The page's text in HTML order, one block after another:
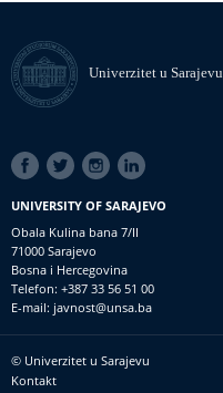
Univerzitet u Sarajevu
SOCIAL
LINKS
UNIVERSITY OF SARAJEVO
Obala Kulina bana 7/II
71000 Sarajevo
Bosna i Hercegovina
Telefon: +387 33 56 51 00
E-mail: javnost@unsa.ba
Footer
© Univerzitet u Sarajevu
Kontakt